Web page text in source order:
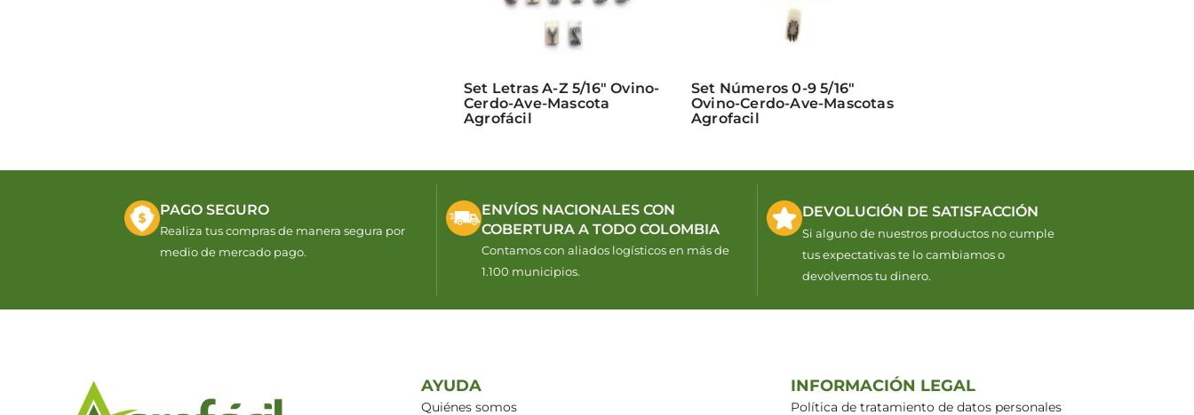
Set Letras A-Z 5/16″ Ovino-
Cerdo-Ave-Mascota
Agrofácil
Set Números 0-9 5/16″
Ovino-Cerdo-Ave-Mascotas
Agrofacil
PAGO SEGURO
Realiza tus compras de manera segura por
medio de mercado pago.
ENVÍOS NACIONALES CON
COBERTURA A TODO COLOMBIA
Contamos con aliados logísticos en más de
1.100 municipios.
DEVOLUCIÓN DE SATISFACCIÓN
Si alguno de nuestros productos no cumple
tus expectativas te lo cambiamos o
devolvemos tu dinero.
AYUDA
Quiénes somos
INFORMACIÓN LEGAL
Política de tratamiento de datos personales